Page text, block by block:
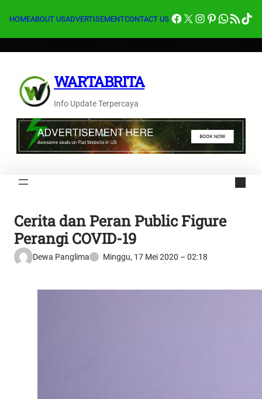
HOMEABOUT USADVERTISEMENTCONTACT US Facebook
X Instagram
Pinterest
Feed RSS
WARTABRITA
Info Update Terpercaya
Cerita dan Peran Public Figure
Perangi COVID-19
Dewa Panglima Minggu, 17 Mei 2020 – 02:18